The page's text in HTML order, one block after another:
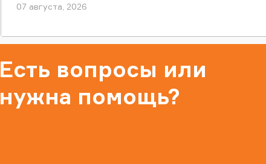
07 августа, 2026
Есть вопросы или
нужна помощь?